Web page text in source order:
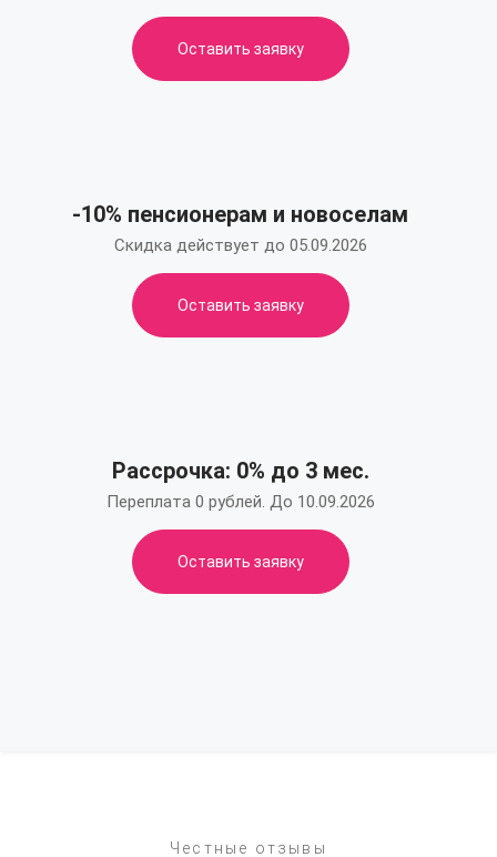
Оставить заявку
-10% пенсионерам и новоселам
Скидка действует до 05.09.2026
Оставить заявку
Рассрочка: 0% до 3 мес.
Переплата 0 рублей. До 10.09.2026
Оставить заявку
Честные отзывы